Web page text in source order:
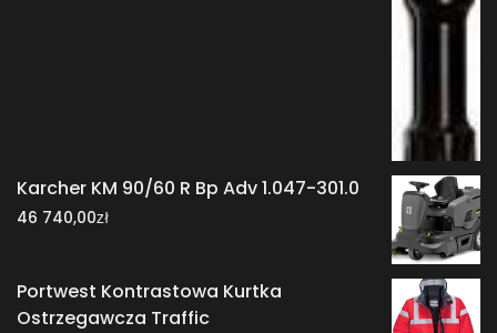
Karcher KM 90/60 R Bp Adv 1.047-301.0
46 740,00zł
Portwest Kontrastowa Kurtka
Ostrzegawcza Traffic